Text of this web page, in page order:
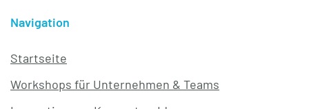
Navigation
Startseite
Workshops für Unternehmen & Teams